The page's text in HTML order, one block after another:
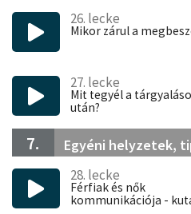
26. lecke
Mikor zárul a
27. lecke
Mit tegyél a
után?
7. Egyéni helyzetek,
28. lecke
Férfiak és nők
kommunikációja -